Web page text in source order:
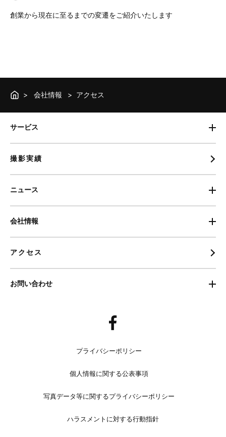
創業から現在に至るまでの変遷をご紹介いたします
会社情報 アクセス
サービス
撮影実績
ニュース
会社情報
アクセス
お問い合わせ
プライバシーポリシー
個人情報に関する公表事項
写真データ等に関するプライバシーポリシー
ハラスメントに対する行動指針